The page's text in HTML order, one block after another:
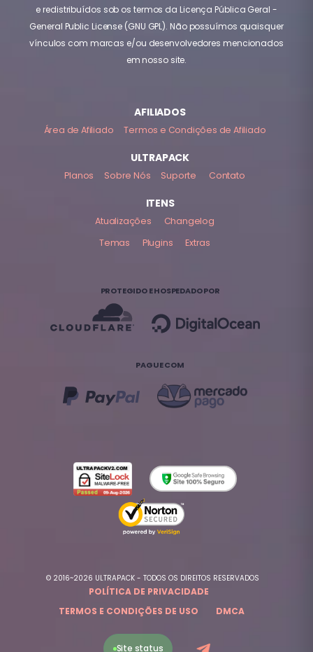
e redistribuídos sob os termos da Licença Pública Geral -
General Public License (GNU GPL). Não possuímos quaisquer
vínculos com marcas e/ou desenvolvedores mencionados
em nosso site.
AFILIADOS
Área de Afiliado Termos e Condições de Afiliado
ULTRAPACK
Planos Sobre Nós Suporte Contato
ITENS
Atualizações
Changelog
Temas
Plugins Extras
PROTEGIDO E HOSPEDADO POR
PAGUE COM
© 2016~2026 ULTRAPACK - TODOS OS DIREITOS RESERVADOS
POLÍTICA DE PRIVACIDADE
TERMOS E CONDIÇÕES DE USO
DMCA
Site status